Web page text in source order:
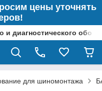
цены уточнять
и диагностического
для шиномонтажа